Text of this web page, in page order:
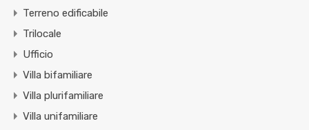
Terreno edificabile
Trilocale
Ufficio
Villa bifamiliare
Villa plurifamiliare
Villa unifamiliare